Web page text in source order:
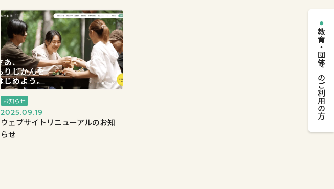
お知らせ
2025.09.19
ウェブサイトリニューアルのお知
らせ
教育・団体でのご利用の方